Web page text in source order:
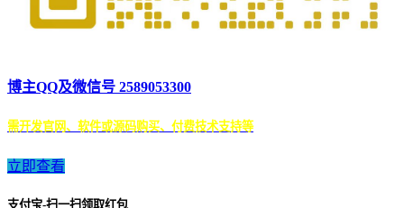
博主QQ及微信号 2589053300
需开发官网、软件或源码购买、付费技术支持等
立即查看
支付宝-扫一扫领取红包